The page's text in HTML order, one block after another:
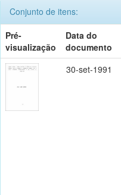
Conjunto de itens:
Pré-
visualização
Data do
documento
30-set-1991